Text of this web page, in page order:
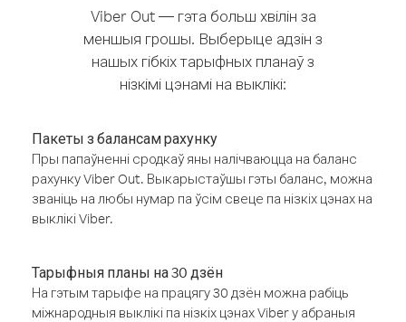
Viber Out — гэта больш хвілін за
меншыя грошы. Выберыце адзін з
нашых гібкіх тарыфных планаў з
нізкімі цэнамі на выклікі:
Пакеты з балансам рахунку
Пры папаўненні сродкаў яны налічваюцца на баланс
рахунку Viber Out. Выкарыстаўшы гэты баланс, можна
званіць на любы нумар па ўсім свеце па нізкіх цэнах на
выклікі Viber.
Тарыфныя планы на 30 дзён
На гэтым тарыфе на працягу 30 дзён можна рабіць
міжнародныя выклікі па нізкіх цэнах Viber у абраныя